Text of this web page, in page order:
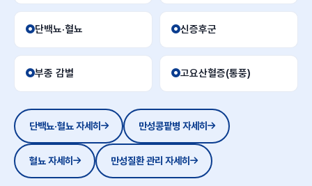
단백뇨·혈뇨 신증후군
부종 감별 고요산혈증(통풍)
단백뇨·혈뇨 자세히 만성콩팥병 자세히
혈뇨 자세히 만성질환 관리 자세히